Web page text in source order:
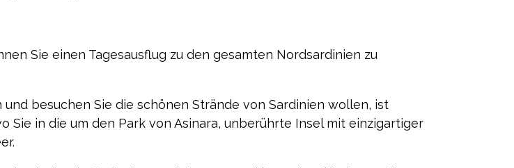
Sie einen Tagesausflug zu den gesamten Nordsardinien zu
besuchen Sie die schönen Strände von Sardinien wollen, ist
Sie in die um den Park von Asinara, unberührte Insel mit einzigartiger